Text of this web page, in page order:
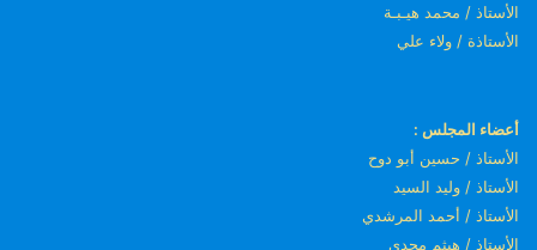
الأستاذ / محمد هيـبـة
الأستاذة / ولاء علي
أعضاء المجلس :
الأستاذ / حسين أبو دوح
الأستاذ / وليد السيد
الأستاذ / أحمد المرشدي
الأستاذ / هيثم مجدي